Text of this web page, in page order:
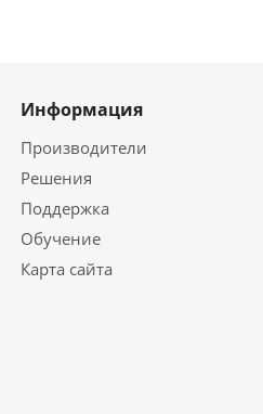
Информация
Производители
Решения
Поддержка
Обучение
Карта сайта